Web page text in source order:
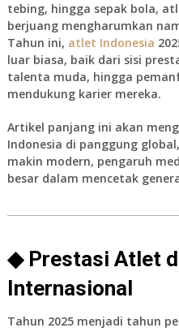
tebing, hingga sepak bola,
berjuang mengharumkan
Tahun ini, atlet Indonesia
luar biasa, baik dari sisi
talenta muda, hingga
mendukung karier mereka.
Artikel panjang ini akan
Indonesia di panggung
makin modern, pengaruh
besar dalam mencetak
◆ Prestasi Atlet
Internasional
Tahun 2025 menjadi tahun